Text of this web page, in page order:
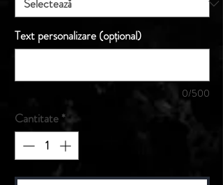
Text personalizare (opțional)
0/500
Cantitate *